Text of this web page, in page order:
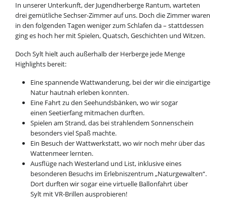
In unserer Unterkunft, der Jugendherberge Rantum, warteten
drei gemütliche Sechser-Zimmer auf uns. Doch die Zimmer waren
in den folgenden Tagen weniger zum Schlafen da – stattdessen
ging es hoch her mit Spielen, Quatsch, Geschichten und Witzen.
Doch Sylt hielt auch außerhalb der Herberge jede Menge
Highlights bereit:
Eine spannende Wattwanderung, bei der wir die einzigartige
Natur hautnah erleben konnten.
Eine Fahrt zu den Seehundsbänken, wo wir sogar
einen Seetierfang mitmachen durften.
Spielen am Strand, das bei strahlendem Sonnenschein
besonders viel Spaß machte.
Ein Besuch der Wattwerkstatt, wo wir noch mehr über das
Wattenmeer lernten.
Ausflüge nach Westerland und List, inklusive eines
besonderen Besuchs im Erlebniszentrum „Naturgewalten“.
Dort durften wir sogar eine virtuelle Ballonfahrt über
Sylt mit VR-Brillen ausprobieren!